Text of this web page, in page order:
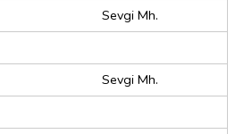
Sevgi Mh.
Sevgi Mh.